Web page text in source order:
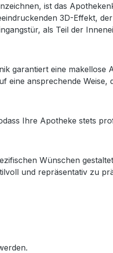
ist das
3D-Effekt,
als Teil der
garantiert eine makellose
ansprechende Weise,
Ihre Apotheke stets
Wünschen
und repräsentativ zu